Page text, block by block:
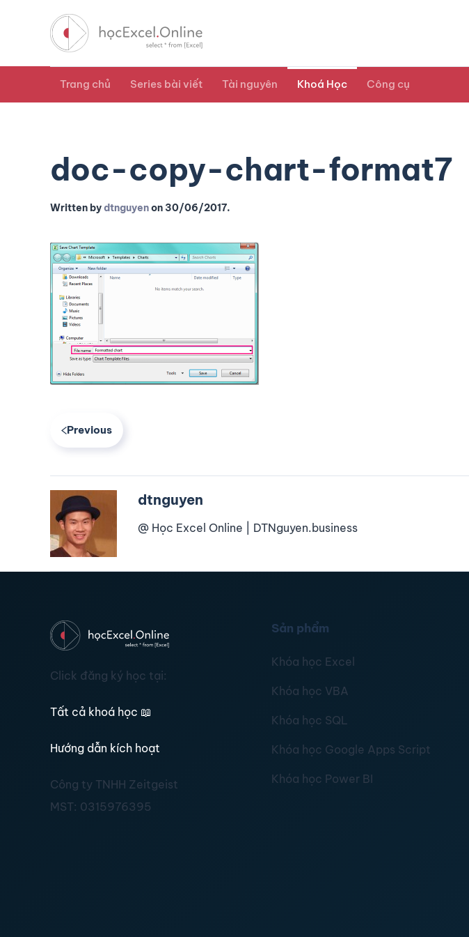
Trang chủ Series bài viết Tài nguyên Khoá Học Công cụ
doc-copy-chart-format7
Written bydtnguyenon 30/06/2017.
Previous
dtnguyen
@ Học Excel Online | DTNguyen.business
Click đăng ký học tại:
Tất cả khoá học 📖
Hướng dẫn kích hoạt
Công ty TNHH Zeitgeist
MST: 0315976395
Sản phẩm
Khóa học Excel
Khóa học VBA
Khóa học SQL
Khóa học Google Apps Script
Khóa học Power BI